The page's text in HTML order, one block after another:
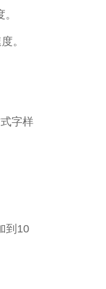
。
字样
到10